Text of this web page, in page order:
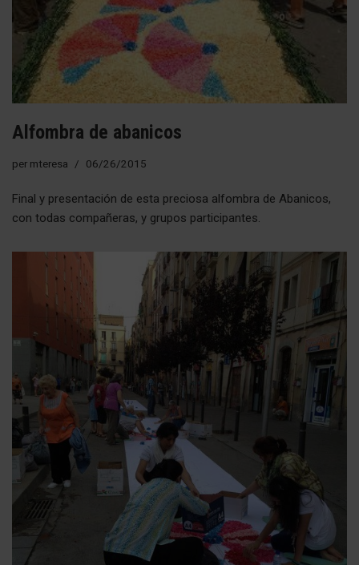
Alfombra de abanicos
per mteresa 06/26/2015
Final y presentación de esta preciosa alfombra de Abanicos,
con todas compañeras, y grupos participantes.